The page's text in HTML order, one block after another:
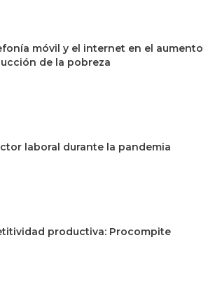
móvil y el internet en el aumento
de la pobreza
laboral durante la pandemia
productiva: Procompite